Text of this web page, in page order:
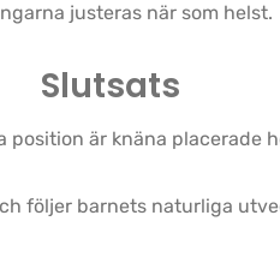
justeras när som helst.
Slutsats
är knäna placerade
följer barnets naturliga